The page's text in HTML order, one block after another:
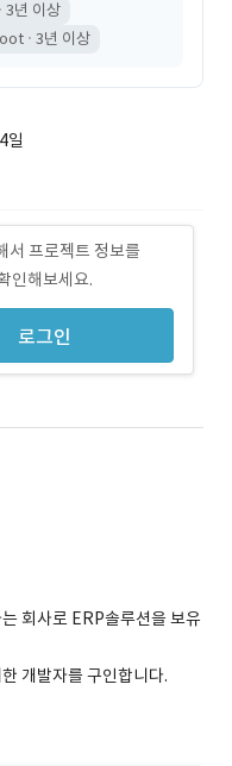
3년 이상
3년 이상
일
서 프로젝트 정보를
인해보세요.
로그인
회사로 ERP솔루션을 보유
개발자를 구인합니다.